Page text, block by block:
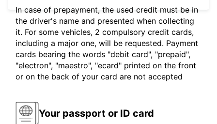
In case of prepayment, the used credit must be in
the driver's name and presented when collecting
it. For some vehicles, 2 compulsory credit cards,
including a major one, will be requested. Payment
cards bearing the words "debit card", "prepaid",
"electron", "maestro", "ecard" printed on the front
or on the back of your card are not accepted
Your passport or ID card